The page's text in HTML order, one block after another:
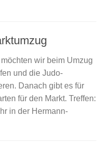
wir beim Umzug
und die Judo-
Danach gibt es für
für den Markt. Treffen:
in der Hermann-